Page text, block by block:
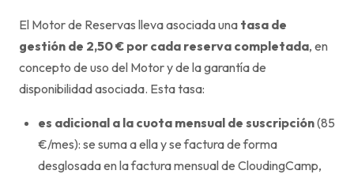
El Motor de Reservas lleva asociada una tasa de
gestión de 2,50 € por cada reserva completada, en
concepto de uso del Motor y de la garantía de
disponibilidad asociada. Esta tasa:
es adicional a la cuota mensual de suscripción(85
€/mes): se suma a ella y se factura de forma
desglosada en la factura mensual de CloudingCamp,